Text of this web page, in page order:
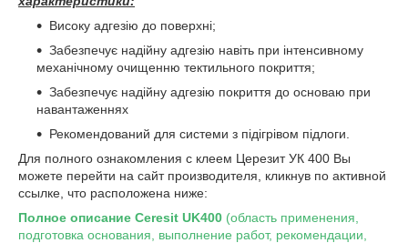
Високу адгезію до поверхні;
Забезпечує надійну адгезію навіть при інтенсивному
механічному очищенню тектильного покриття;
Забезпечує надійну адгезію покриття до основаю при
навантаженнях
Рекомендований для системи з підігрівом підлоги.
Для полного ознакомления с клеем Церезит УК 400 Вы
можете перейти на сайт производителя, кликнув по активной
ссылке, что расположена ниже:
Полное описание Ceresit UK400 (область применения,
подготовка основания, выполнение работ, рекомендации,